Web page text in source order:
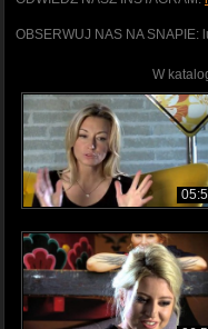
OBSERWUJ NAS NA SNAPIE:
W